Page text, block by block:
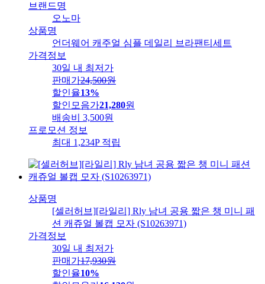
브랜드명
오노마
상품명
언더웨어 캐주얼 심플 데일리 브라팬티세트
가격정보
30일 내 최저가
판매가24,500원
할인율13%
할인모음가21,280원
배송비
3,500원
프로모션 정보
최대 1,234P 적립
상품명
[셀러허브][라일리] Rly 남녀 공용 짧은 챙 미니 패
션 캐쥬얼 볼캡 모자 (S10263971)
가격정보
30일 내 최저가
판매가17,930원
할인율10%